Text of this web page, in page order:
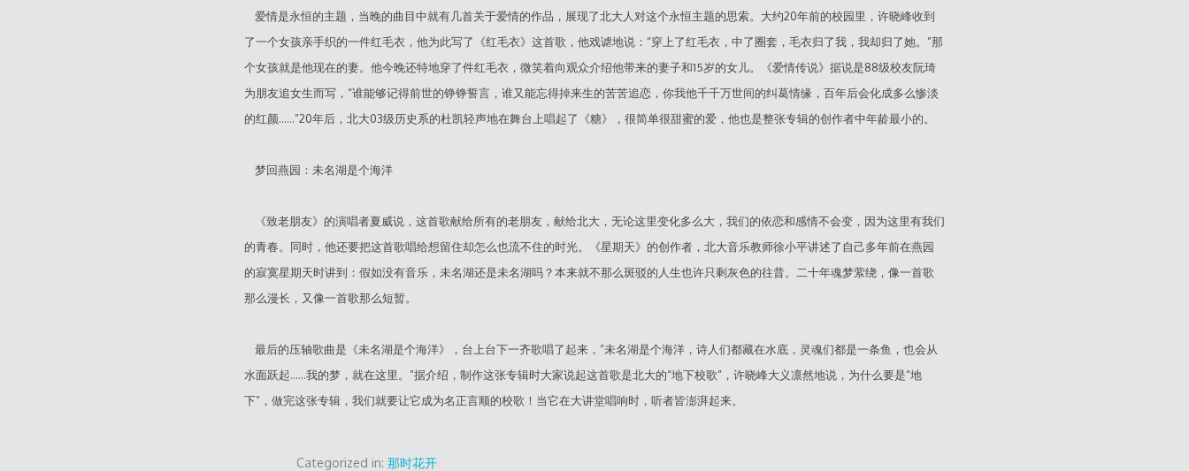
爱情是永恒的主题，当晚的曲目中就有几首关于爱情的作品，展现了北大人对这个永恒主题的思索。大约20年前的校园里，许晓峰收到
了一个女孩亲手织的一件红毛衣，他为此写了《红毛衣》这首歌，他戏谑地说：“穿上了红毛衣，中了圈套，毛衣归了我，我却归了她。”那
个女孩就是他现在的妻。他今晚还特地穿了件红毛衣，微笑着向观众介绍他带来的妻子和15岁的女儿。《爱情传说》据说是88级校友阮琦
为朋友追女生而写，“谁能够记得前世的铮铮誓言，谁又能忘得掉来生的苦苦追恋，你我他千千万世间的纠葛情缘，百年后会化成多么惨淡
的红颜……”20年后，北大03级历史系的杜凯轻声地在舞台上唱起了《糖》，很简单很甜蜜的爱，他也是整张专辑的创作者中年龄最小的。
梦回燕园：未名湖是个海洋
《致老朋友》的演唱者夏威说，这首歌献给所有的老朋友，献给北大，无论这里变化多么大，我们的依恋和感情不会变，因为这里有我们
的青春。同时，他还要把这首歌唱给想留住却怎么也流不住的时光。《星期天》的创作者，北大音乐教师徐小平讲述了自己多年前在燕园
的寂寞星期天时讲到：假如没有音乐，未名湖还是未名湖吗？本来就不那么斑驳的人生也许只剩灰色的往昔。二十年魂梦萦绕，像一首歌
那么漫长，又像一首歌那么短暂。
最后的压轴歌曲是《未名湖是个海洋》，台上台下一齐歌唱了起来，“未名湖是个海洋，诗人们都藏在水底，灵魂们都是一条鱼，也会从
水面跃起……我的梦，就在这里。”据介绍，制作这张专辑时大家说起这首歌是北大的“地下校歌”，许晓峰大义凛然地说，为什么要是“地
下”，做完这张专辑，我们就要让它成为名正言顺的校歌！当它在大讲堂唱响时，听者皆澎湃起来。
Categorized in:那时花开